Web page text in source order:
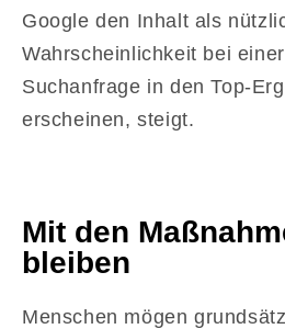
Google den Inhalt als
Wahrscheinlichkeit bei
Suchanfrage in den Top-
erscheinen, steigt.
Mit den
bleiben
Menschen mögen